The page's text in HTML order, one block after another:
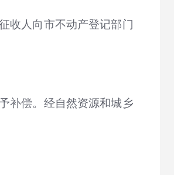
收人向市不动产登记部门
补偿。经自然资源和城乡